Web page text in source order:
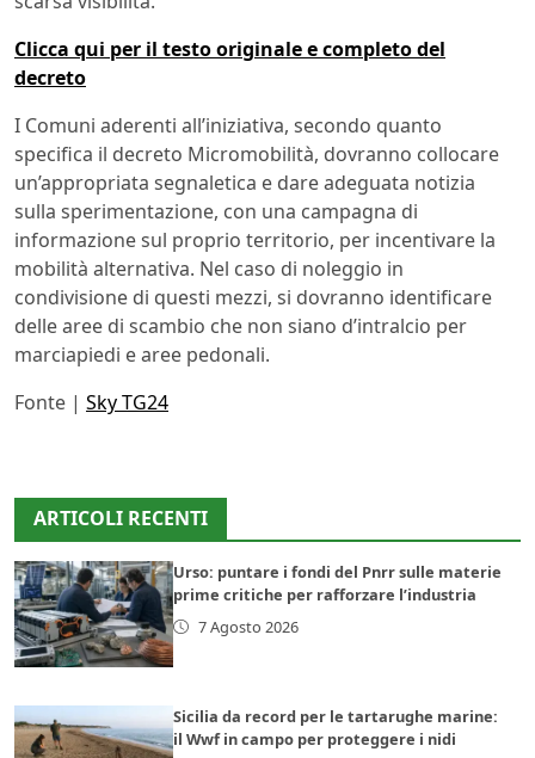
Clicca qui per il testo originale e completo del
decreto
I Comuni aderenti all’iniziativa, secondo quanto
specifica il decreto Micromobilità, dovranno collocare
un’appropriata segnaletica e dare adeguata notizia
sulla sperimentazione, con una campagna di
informazione sul proprio territorio, per incentivare la
mobilità alternativa. Nel caso di noleggio in
condivisione di questi mezzi, si dovranno identificare
delle aree di scambio che non siano d’intralcio per
marciapiedi e aree pedonali.
Fonte | Sky TG24
ARTICOLI RECENTI
Urso: puntare i fondi del Pnrr sulle materie
prime critiche per rafforzare l’industria
7 Agosto 2026
Sicilia da record per le tartarughe marine:
il Wwf in campo per proteggere i nidi